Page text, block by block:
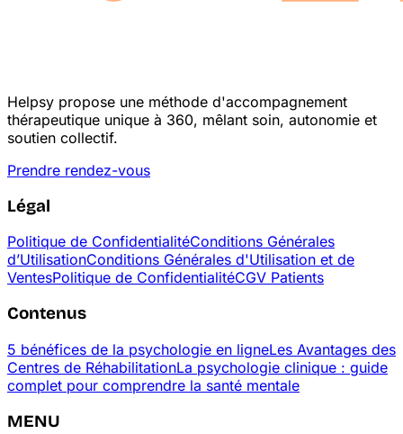
Helpsy propose une méthode d'accompagnement
thérapeutique unique à 360, mêlant soin, autonomie et
soutien collectif.
Prendre rendez-vous
Légal
Politique de ConfidentialitéConditions Générales
d’UtilisationConditions Générales d'Utilisation et de
VentesPolitique de ConfidentialitéCGV Patients
Contenus
5 bénéfices de la psychologie en ligneLes Avantages des
Centres de RéhabilitationLa psychologie clinique : guide
complet pour comprendre la santé mentale
MENU